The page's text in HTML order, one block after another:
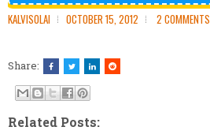
KALVISOLAI OCTOBER 15, 2012 2 COMMENTS
Share:
Related Posts: